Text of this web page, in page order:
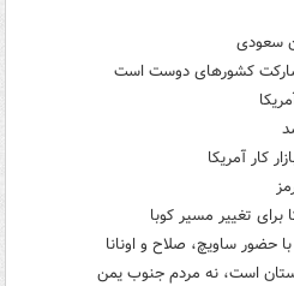
سعودی
کشورهای دوست است
کار آمریکا
برای تغییر مسیر کوبا
حضور ساویچ، صلاح و اونانا
است، نه مردم جنوب یمن